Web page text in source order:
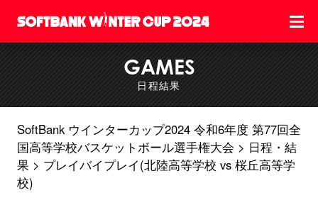
GAMES
日程結果
SoftBank ウインターカップ2024 令和6年度 第77回全
国高等学校バスケットボール選手権大会
日程・結
果
プレイバイプレイ(北陸高等学校 vs 桜丘高等学
校)